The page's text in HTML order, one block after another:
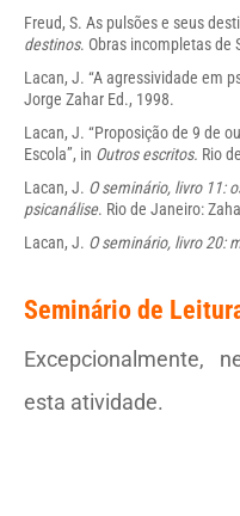
Freud, S. As pulsões e seus
destinos. Obras incompletas de
Lacan, J. “A agressividade em
Jorge Zahar Ed., 1998.
Lacan, J. “Proposição de 9 de
Escola”, in Outros escritos. Rio
Lacan, J. O seminário, livro 11:
psicanálise. Rio de Janeiro:
Lacan, J. O seminário, livro 20:
Seminário de
Excepcionalmente,
esta atividade.